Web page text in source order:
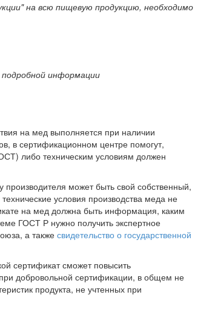
на всю пищевую продукцию, необходимо
подробной информации
на мед выполняется при наличии
в сертификационном центре помогут,
либо техническим условиям должен
может быть свой собственный,
условия производства меда не
на мед должна быть информация, каким
ГОСТ Р нужно получить экспертное
а также свидетельство о государственной
сертификат сможет повысить
добровольной сертификации, в общем не
продукта, не учтенных при